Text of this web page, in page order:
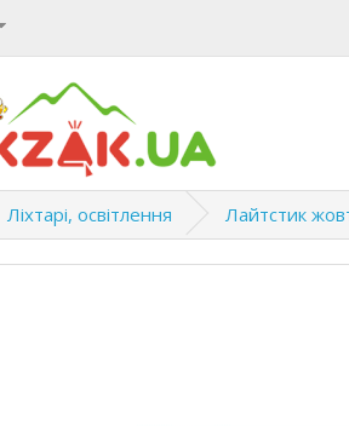
Ліхтарі, освітлення Лайтстик